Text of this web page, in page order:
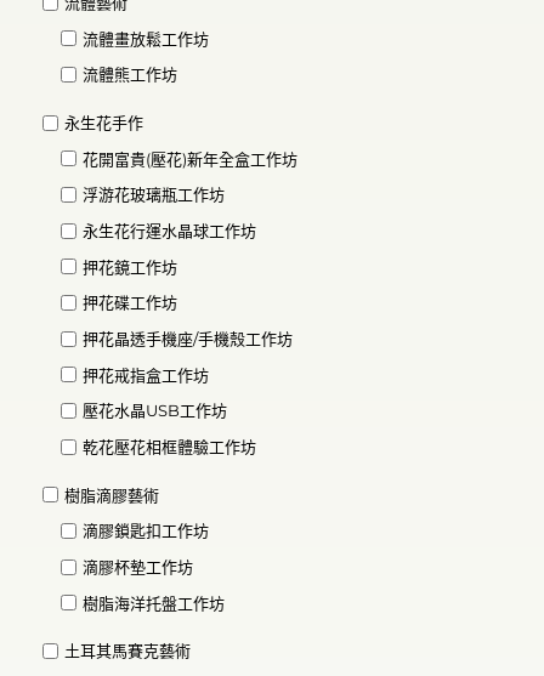
流體畫放鬆工作坊
流體熊工作坊
永生花手作
花開富貴(壓花)新年全盒工作坊
浮游花玻璃瓶工作坊
永生花行運水晶球工作坊
押花鏡工作坊
押花碟工作坊
押花晶透手機座/手機殼工作坊
押花戒指盒工作坊
壓花水晶USB工作坊
乾花壓花相框體驗工作坊
樹脂滴膠藝術
滴膠鎖匙扣工作坊
滴膠杯墊工作坊
樹脂海洋托盤工作坊
土耳其馬賽克藝術